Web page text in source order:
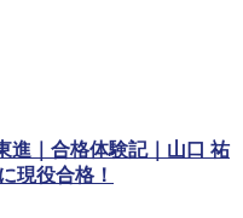
進｜合格体験記｜山口 祐
現役合格！